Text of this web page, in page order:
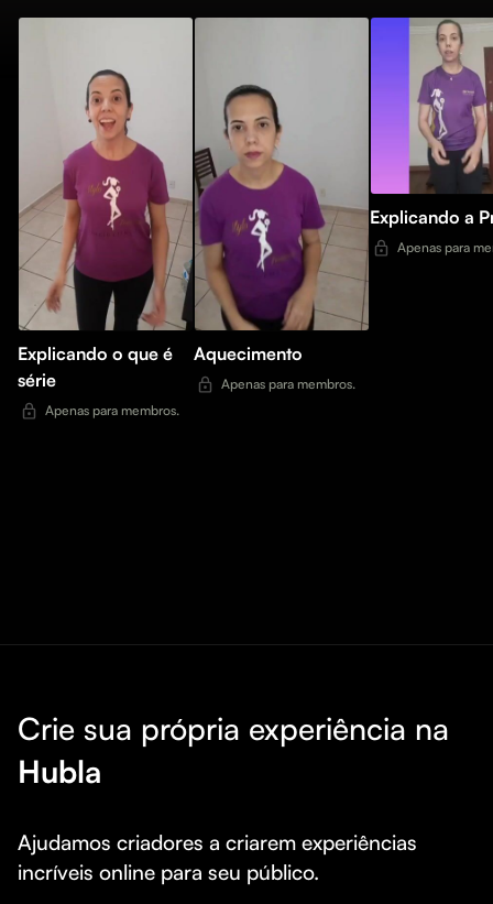
Explicando o que é
série
Apenas para membros.
Aquecimento
Apenas para membros.
Explicando a
Apenas para
Crie sua própria experiência na
Hubla
Ajudamos criadores a criarem experiências
incríveis online para seu público.